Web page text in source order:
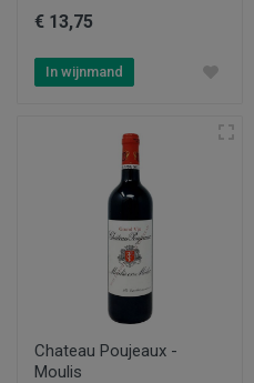
€ 13,75
In wijnmand
Chateau Poujeaux -
Moulis